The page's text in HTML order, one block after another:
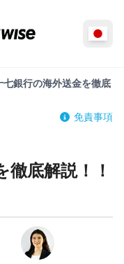
七銀行の海外送金を徹底
免責事項
徹底解説！！